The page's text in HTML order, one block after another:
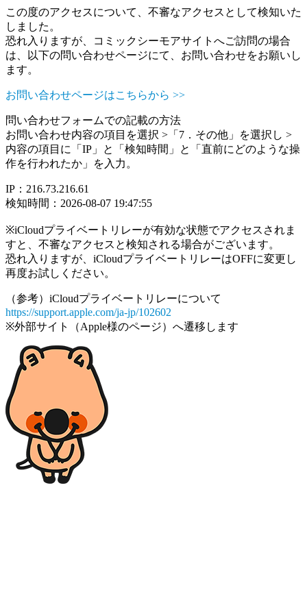
この度のアクセスについて、不審なアクセスとして検知いた
しました。
恐れ入りますが、コミックシーモアサイトへご訪問の場合
は、以下の問い合わせページにて、お問い合わせをお願いし
ます。
お問い合わせページはこちらから >>
問い合わせフォームでの記載の方法
お問い合わせ内容の項目を選択 >「7．その他」を選択し >
内容の項目に「IP」と「検知時間」と「直前にどのような操
作を行われたか」を入力。
IP：216.73.216.61
検知時間：2026-08-07 19:47:55
※iCloudプライベートリレーが有効な状態でアクセスされま
すと、不審なアクセスと検知される場合がございます。
恐れ入りますが、iCloudプライベートリレーはOFFに変更し
再度お試しください。
（参考）iCloudプライベートリレーについて
https://support.apple.com/ja-jp/102602
※外部サイト（Apple様のページ）へ遷移します